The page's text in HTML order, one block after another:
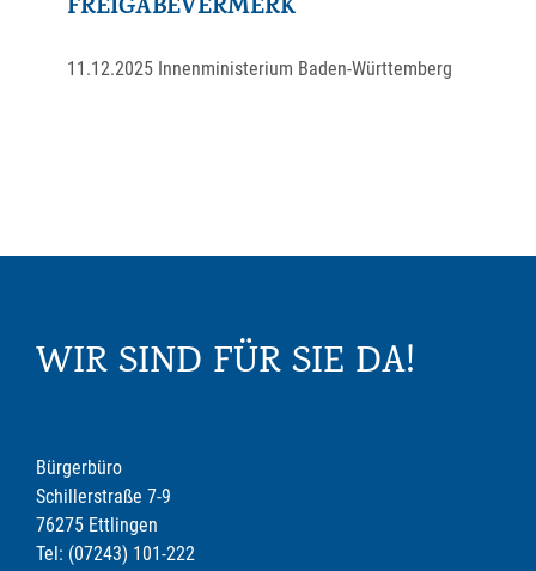
FREIGABEVERMERK
11.12.2025 Innenministerium Baden-Württemberg
WIR SIND FÜR SIE DA!
Bürgerbüro
Schillerstraße 7-9
76275 Ettlingen
Tel: (07243) 101-222